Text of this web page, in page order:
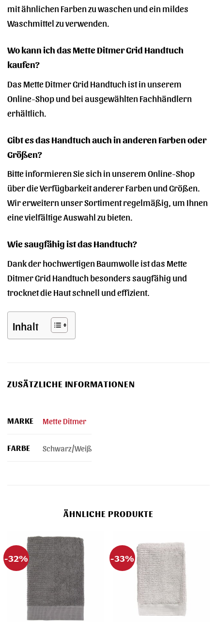
mit ähnlichen Farben zu waschen und ein mildes
Waschmittel zu verwenden.
Wo kann ich das Mette Ditmer Grid Handtuch
kaufen?
Das Mette Ditmer Grid Handtuch ist in unserem
Online-Shop und bei ausgewählten Fachhändlern
erhältlich.
Gibt es das Handtuch auch in anderen Farben oder
Größen?
Bitte informieren Sie sich in unserem Online-Shop
über die Verfügbarkeit anderer Farben und Größen.
Wir erweitern unser Sortiment regelmäßig, um Ihnen
eine vielfältige Auswahl zu bieten.
Wie saugfähig ist das Handtuch?
Dank der hochwertigen Baumwolle ist das Mette
Ditmer Grid Handtuch besonders saugfähig und
trocknet die Haut schnell und effizient.
Inhalt
ZUSÄTZLICHE INFORMATIONEN
MARKE Mette Ditmer
FARBE Schwarz/Weiß
ÄHNLICHE PRODUKTE
-32% -33%